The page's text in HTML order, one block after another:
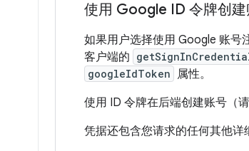
使用 Google ID 令牌创
如果用户选择使用 Google 账号
客户端的
googleIdToken 属性。
使用 ID 令牌在后端创建账号（
凭据还包含您请求的任何其他详